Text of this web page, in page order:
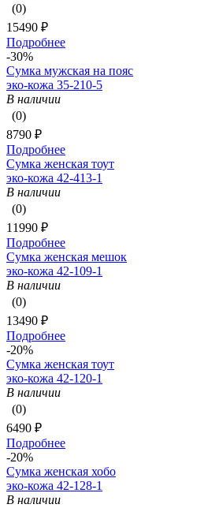
(0)
15490 ₽
Подробнее
-30%
Сумка мужская на пояс
эко-кожа 35-210-5
В наличии
(0)
8790 ₽
Подробнее
Сумка женская тоут
эко-кожа 42-413-1
В наличии
(0)
11990 ₽
Подробнее
Сумка женская мешок
эко-кожа 42-109-1
В наличии
(0)
13490 ₽
Подробнее
-20%
Сумка женская тоут
эко-кожа 42-120-1
В наличии
(0)
6490 ₽
Подробнее
-20%
Сумка женская хобо
эко-кожа 42-128-1
В наличии